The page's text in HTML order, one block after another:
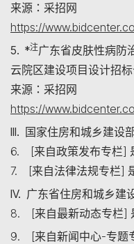
来源：采招网
https://
5. *注广东省皮肤性病防
云院区建设项目设计招
来源：采招网
https://
III. 国家住房和城乡建设
6. [来自政策发布专栏]
7. [来自法律法规专栏]
IV. 广东省住房和城乡建
8. [来自最新动态专栏]
9. [来自新闻中心-专题